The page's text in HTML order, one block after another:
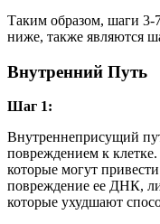
Таким образом, шаги 3-
ниже, также являются
Внутренний Путь
Шаг 1:
Внутреннеприсущий
повреждением к
которые могут
повреждение ее ДНК,
которые ухудшают